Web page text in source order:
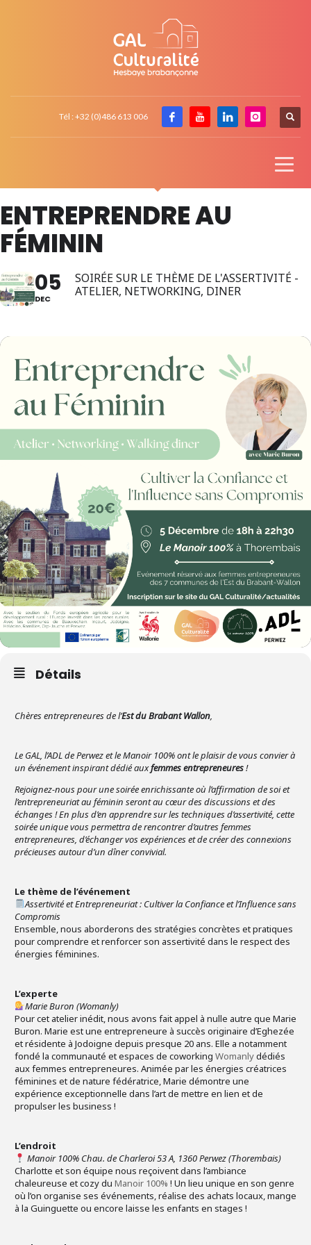
Tél : +32 (0)486 613 006
ENTREPRENDRE AU
FÉMININ
05
DEC
SOIRÉE SUR LE THÈME DE L'ASSERTIVITÉ -
ATELIER, NETWORKING, DINER
Détails
Chères entrepreneures de l’Est du Brabant Wallon,
Le GAL, l’ADL de Perwez et le Manoir 100% ont le plaisir de vous convier à
un événement inspirant dédié auxfemmes entrepreneures!
Rejoignez-nous pour une soirée enrichissante où l’affirmation de soi et
l’entrepreneuriat au féminin seront au cœur des discussions et des
échanges ! En plus d’en apprendre sur les techniques d’assertivité, cette
soirée unique vous permettra de rencontrer d’autres femmes
entrepreneures, d’échanger vos expériences et de créer des connexions
précieuses autour d’un dîner convivial.
Le thème de l’événement
Assertivité et Entrepreneuriat : Cultiver la Confiance et l’Influence sans
Compromis
Ensemble, nous aborderons des stratégies concrètes et pratiques
pour comprendre et renforcer son assertivité dans le respect des
énergies féminines.
L’experte
Marie Buron (Womanly)
Pour cet atelier inédit, nous avons fait appel à nulle autre que Marie
Buron. Marie est une entrepreneure à succès originaire d’Eghezée
et résidente à Jodoigne depuis presque 20 ans. Elle a notamment
fondé la communauté et espaces de coworking Womanlydédiés
aux femmes entrepreneures. Animée par les énergies créatrices
féminines et de nature fédératrice, Marie démontre une
expérience exceptionnelle dans l’art de mettre en lien et de
propulser les business !
L’endroit
Manoir 100% Chau. de Charleroi 53 A, 1360 Perwez (Thorembais)
Charlotte et son équipe nous reçoivent dans l’ambiance
chaleureuse et cozy du Manoir 100% ! Un lieu unique en son genre
où l’on organise ses événements, réalise des achats locaux, mange
à la Guinguette ou encore laisse les enfants en stages !